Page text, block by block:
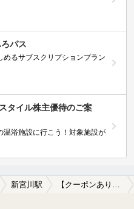
パス
めるサブスクリプションプラン
タイル株主優待のご案
温浴施設に行こう！対象施設が
新宮川駅 【クーポンあり】個室サウナ・プライベートサウナがある新宮川駅近くの温泉、日帰り温泉、スーパー銭湯おすすめ